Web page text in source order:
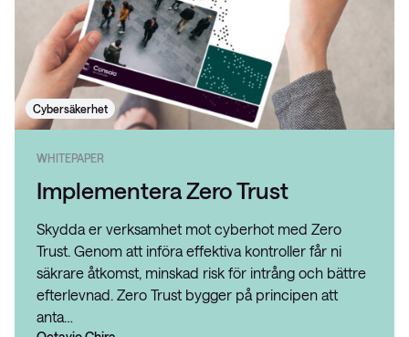
Cybersäkerhet
WHITEPAPER
Implementera Zero Trust
Skydda er verksamhet mot cyberhot med Zero
Trust. Genom att införa effektiva kontroller får ni
säkrare åtkomst, minskad risk för intrång och bättre
efterlevnad. Zero Trust bygger på principen att
anta…